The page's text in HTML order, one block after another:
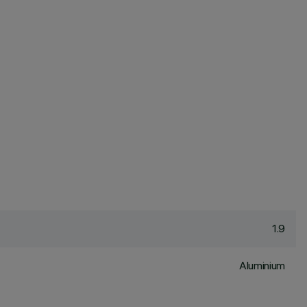
1.9
Aluminium